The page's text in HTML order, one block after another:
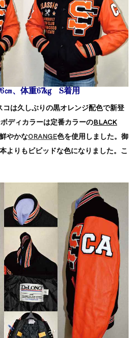
㎝、体重67kg S着用
は久しぶりの黒オレンジ配色で新登
ディカラーは定番カラーのBLACK
やかなORANGE色を使用しました。御
よりもビビッドな色になりました。こ